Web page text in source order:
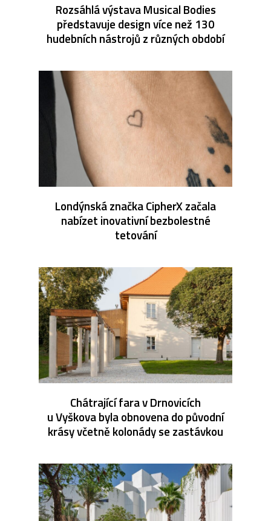
Rozsáhlá výstava Musical Bodies
představuje design více než 130
hudebních nástrojů z různých období
Londýnská značka CipherX začala
nabízet inovativní bezbolestné
tetování
Chátrající fara v Drnovicích
u Vyškova byla obnovena do původní
krásy včetně kolonády se zastávkou